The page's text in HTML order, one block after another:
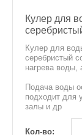
Кулер для
Кулер для
серебристый
нагрева воды,
Подача воды
подходит для
залы и др
Кол-во: